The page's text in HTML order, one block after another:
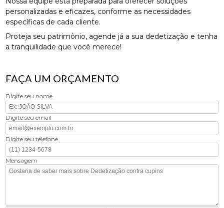
personalizadas e eficazes, conforme as necessidades
específicas de cada cliente.
Proteja seu patrimônio, agende já a sua dedetização e tenha
a tranquilidade que você merece!
FAÇA UM ORÇAMENTO
Digite seu nome
Digite seu email
Digite seu telefone
Mensagem